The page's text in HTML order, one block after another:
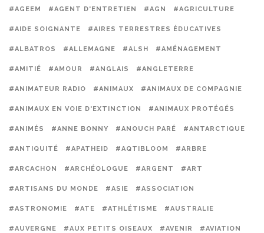
#AGEEM #AGENT D'ENTRETIEN #AGN #AGRICULTURE
#AIDE SOIGNANTE #AIRES TERRESTRES ÉDUCATIVES
#ALBATROS #ALLEMAGNE #ALSH #AMÉNAGEMENT
#AMITIÉ #AMOUR #ANGLAIS #ANGLETERRE
#ANIMATEUR RADIO #ANIMAUX #ANIMAUX DE COMPAGNIE
#ANIMAUX EN VOIE D'EXTINCTION #ANIMAUX PROTÉGÉS
#ANIMÉS #ANNE BONNY #ANOUCH PARÉ #ANTARCTIQUE
#ANTIQUITÉ #APATHEID #AQTIBLOOM #ARBRE
#ARCACHON #ARCHÉOLOGUE #ARGENT #ART
#ARTISANS DU MONDE #ASIE #ASSOCIATION
#ASTRONOMIE #ATE #ATHLÉTISME #AUSTRALIE
#AUVERGNE #AUX PETITS OISEAUX #AVENIR #AVIATION